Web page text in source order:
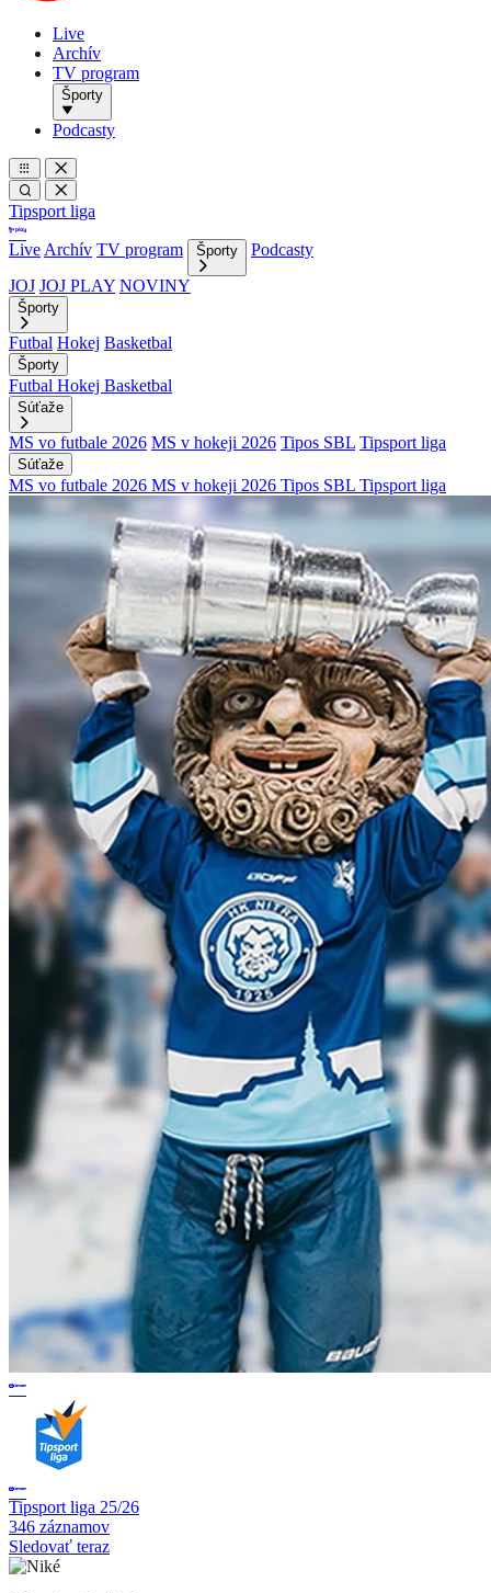
Live
Archív
TV program
Športy
Podcasty
Tipsport liga
Live Archív TV program Športy
Podcasty
JOJ JOJ PLAY NOVINY
Športy
Futbal Hokej Basketbal
Športy
Futbal Hokej Basketbal
Súťaže
MS vo futbale 2026 MS v hokeji 2026 Tipos SBL Tipsport liga
Súťaže
MS vo futbale 2026 MS v hokeji 2026 Tipos SBL Tipsport liga
Tipsport liga 25/26
346 záznamov
Sledovať teraz